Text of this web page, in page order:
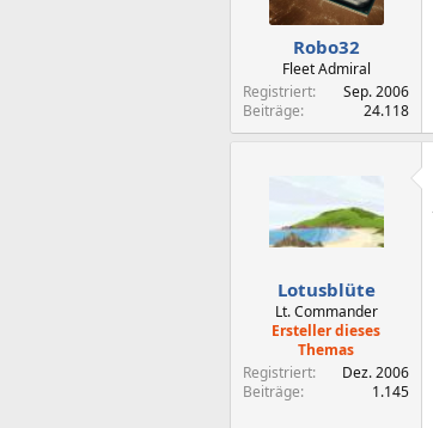
Robo32
Fleet Admiral
Registriert
Sep. 2006
Beiträge
24.118
Lotusblüte
Lt. Commander
Ersteller dieses
Themas
Registriert
Dez. 2006
Beiträge
1.145